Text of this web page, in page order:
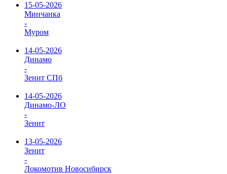
15-05-2026
Минчанка
-
Муром
14-05-2026
Динамо
-
Зенит СПб
14-05-2026
Динамо-ЛО
-
Зенит
13-05-2026
Зенит
-
Локомотив Новосибирск